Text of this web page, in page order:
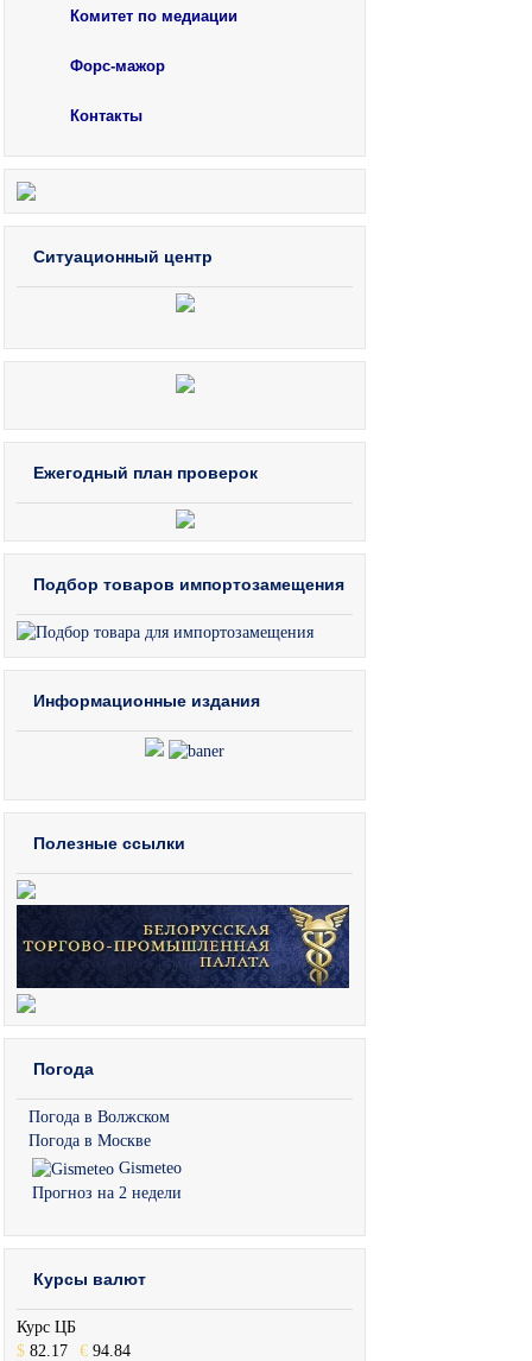
Комитет по медиации
Форс-мажор
Контакты
Ситуационный центр
Ежегодный план проверок
Подбор товаров импортозамещения
Информационные издания
Полезные ссылки
Погода
Погода в Волжском
Погода в Москве
Gismeteo
Прогноз на 2 недели
Курсы валют
Курс ЦБ
$ 82.17 € 94.84